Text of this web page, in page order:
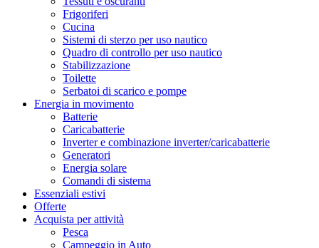
Frigoriferi
Cucina
Sistemi di sterzo per uso nautico
Quadro di controllo per uso nautico
Stabilizzazione
Toilette
Serbatoi di scarico e pompe
Energia in movimento
Batterie
Caricabatterie
Inverter e combinazione inverter/caricabatterie
Generatori
Energia solare
Comandi di sistema
Essenziali estivi
Offerte
Acquista per attività
Pesca
Campeggio in Auto